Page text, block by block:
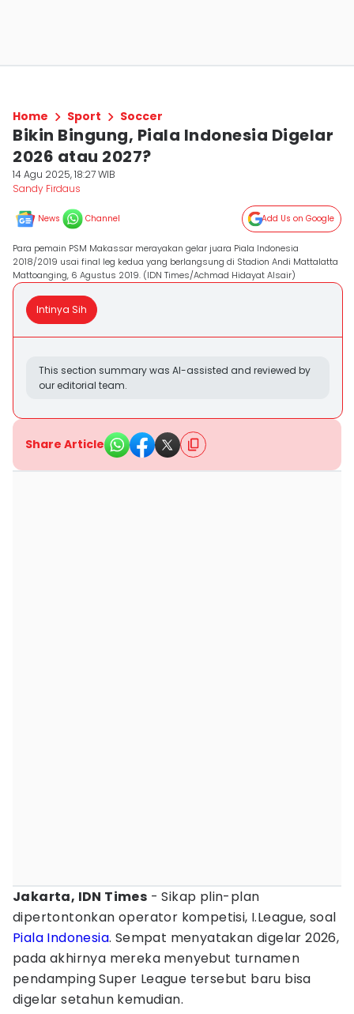
Home Sport Soccer
Bikin Bingung, Piala Indonesia Digelar
2026 atau 2027?
14 Agu 2025, 18:27 WIB
Sandy Firdaus
News Channel Add Us on Google
Para pemain PSM Makassar merayakan gelar juara Piala Indonesia
2018/2019 usai final leg kedua yang berlangsung di Stadion Andi Mattalatta
Mattoanging, 6 Agustus 2019. (IDN Times/Achmad Hidayat Alsair)
Intinya Sih
This section summary was AI-assisted and reviewed by
our editorial team.
Share Article
Jakarta, IDN Times - Sikap plin-plan
dipertontonkan operator kompetisi, I.League, soal
Piala Indonesia. Sempat menyatakan digelar 2026,
pada akhirnya mereka menyebut turnamen
pendamping Super League tersebut baru bisa
digelar setahun kemudian.